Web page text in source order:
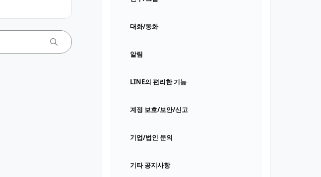
대화/통화
알림
LINE의 편리한 기능
계정 보호/보안/신고
기업/법인 문의
기타 공지사항